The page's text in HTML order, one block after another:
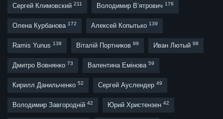
Сергей Климовский 211 Володимир В’ятрович 176
Олена Курбанова 172 Алексей Копытько 139
Ramis Yunus 138 Віталій Портников 99 Иван Лютый 98
Дмитро Вовнянко 73 Валентина Емінова 59
Кирилл Данильченко 52 Сергей Ауслендер 49
Володимир Завгородній 42 Юрий Христензен 42